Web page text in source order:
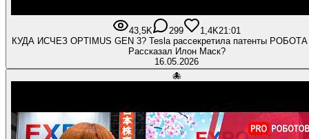
43,5K 299 1,4K21:01
КУДА ИСЧЕЗ OPTIMUS GEN 3? Tesla рассекретила патенты
Рассказал Илон Маск?
16.05.2026
🐙